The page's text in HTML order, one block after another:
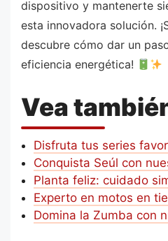
dispositivo y mantenerte
esta innovadora solución.
descubre cómo dar un
eficiencia energética!
Vea
Disfruta tus series
Conquista Seúl con
Planta feliz: cuidado
Experto en motos en
Domina la Zumba con